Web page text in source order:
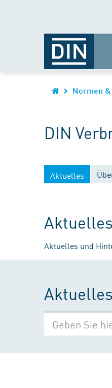
Normen
DIN
Aktuelles
Aktuelles
Aktuelles und